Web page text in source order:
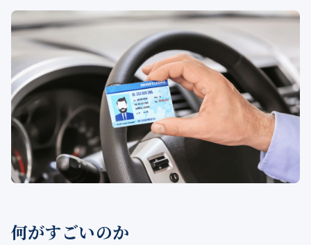
何がすごいのか